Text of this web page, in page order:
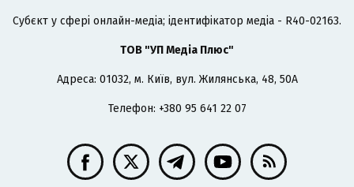
Cубєкт у сфері онлайн-медіа; ідентифікатор медіа - R40-02163.
ТОВ "УП Медіа Плюс"
Адреса: 01032, м. Київ, вул. Жилянська, 48, 50А
Телефон: +380 95 641 22 07